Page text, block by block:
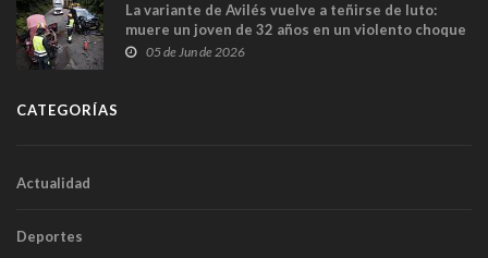
La variante de Avilés vuelve a teñirse de luto:
muere un joven de 32 años en un violento choque
frontal
05 de Jun de 2026
CATEGORÍAS
Actualidad
Deportes